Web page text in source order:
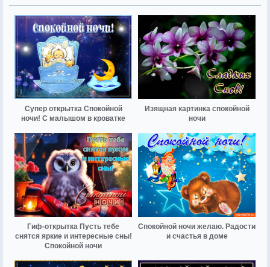
Супер открытка Спокойной
ночи! С малышом в кроватке
Изящная картинка спокойной
ночи
Гиф-открытка Пусть тебе
снятся яркие и интересные сны!
Спокойной ночи
Спокойной ночи желаю. Радости
и счастья в доме